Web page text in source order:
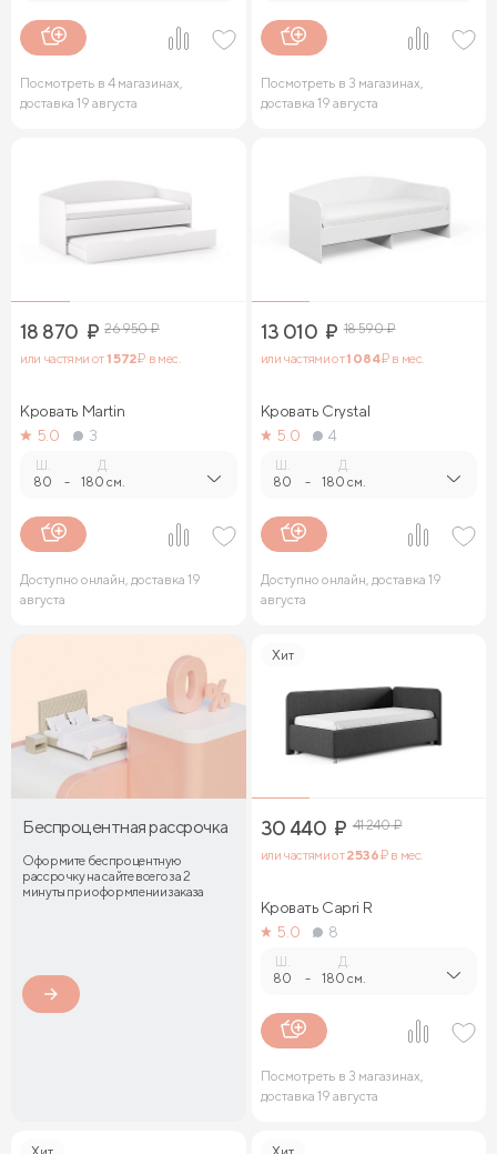
Посмотреть в 4 магазинах,
доставка 19 августа
Посмотреть в 3 магазинах,
доставка 19 августа
18 870 ₽ 26 950₽
или частями от1 572₽ в мес.
Кровать Martin
5.0
3
80 -
Д.
180 см.
Доступно онлайн, доставка 19
августа
13 010 ₽ 18 590₽
или частями от1 084₽ в мес.
Кровать Crystal
5.0
4
80 -
Д.
180 см.
Доступно онлайн, доставка 19
августа
Беспроцентная рассрочка
Оформите беспроцентную
рассрочку на сайте всего за 2
минуты при оформлении заказа
Хит
30 440 ₽ 41 240₽
или частями от2 536₽ в мес.
Кровать Capri R
5.0
8
80 -
Д.
180 см.
Посмотреть в 3 магазинах,
доставка 19 августа